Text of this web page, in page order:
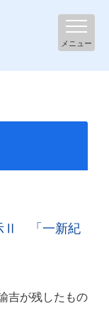
メニュー
示Ⅱ 「一新紀
吉が残したもの